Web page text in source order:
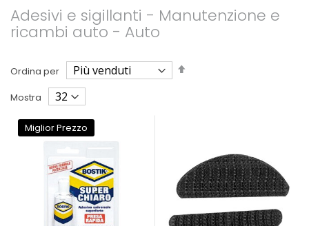
Adesivi e sigillanti - Manutenzione e
ricambi auto - Auto
Ordina per
Imposta
Mostra
Miglior Prezzo